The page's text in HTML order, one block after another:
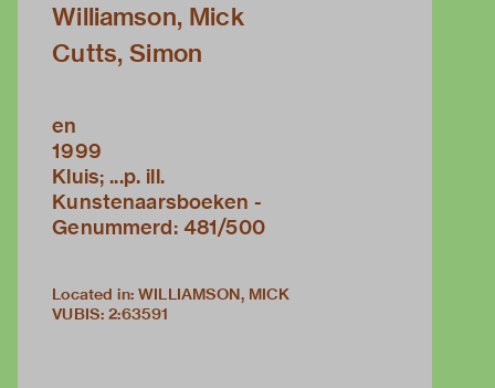
Williamson, Mick
Cutts, Simon
en
1999
Kluis; ...p. ill.
Kunstenaarsboeken -
Genummerd: 481/500
Located in: WILLIAMSON, MICK
VUBIS: 2:63591